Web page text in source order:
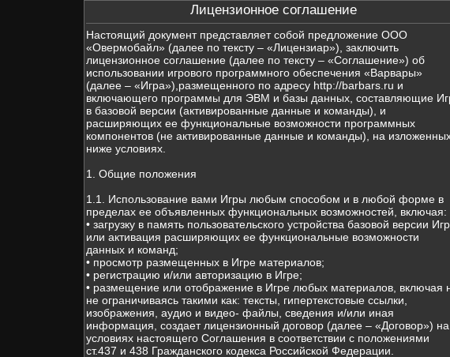
Лицензионное соглашение
Настоящий документ представляет собой предложение ООО
«Овермобайл» (далее по тексту – «Лицензиар»), заключить
лицензионное соглашение (далее по тексту – «Соглашение») об
использовании игрового программного обеспечения «Варвары»
(далее – «Игра»),размещенного по адресу http://barbars.ru и
включающего программы для ЭВМ и базы данных, составляющие
в базовой версии (активированные данные и команды), и
расширяющих ее функциональные возможности программных
компонентов (не активированные данные и команды), на
ниже условиях.
1. Общие положения
1.1. Использование вами Игры любым способом и в любой форме в
пределах ее объявленных функциональных возможностей, включая:
• загрузку в память пользовательского устройства базовой версии
или активация расширяющих ее функциональные возможности
данных и команд;
• просмотр размещенных в Игре материалов;
• регистрацию и/или авторизацию в Игре;
• размещение или отображение в Игре любых материалов, включая
не ограничиваясь такими как: тексты, гипертекстовые ссылки,
изображения, аудио и видео- файлы, сведения и/или иная
информация, создает лицензионный договор (далее – «Договор») на
условиях настоящего Соглашения в соответствии с положениями
ст.437 и 438 Гражданского кодекса Российской Федерации.